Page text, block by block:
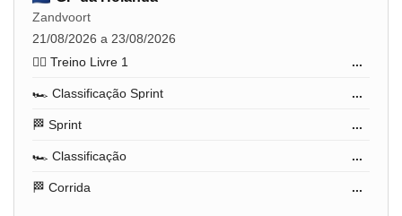
Zandvoort
21/08/2026 a 23/08/2026
🏋️‍♂️ Treino Livre 1
...
🏎️ Classificação Sprint ...
🏁 Sprint ...
🏎️ Classificação ...
🏁 Corrida ...